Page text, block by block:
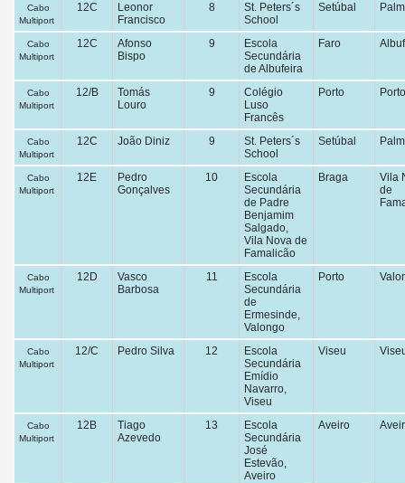
Cabo
Multiport
12C
Leonor
Francisco
8
St. Peters´s
School
Setúbal
Cabo
Multiport
12C
Afonso
Bispo
9
Escola
Secundária
de Albufeira
Faro
Cabo
Multiport
12/B
Tomás
Louro
9
Colégio
Luso
Francês
Porto Porto
Cabo
Multiport
12C João Diniz 9
St. Peters´s
School
Setúbal
Cabo
Multiport
12E
Pedro
Gonçalves
10
Escola
Secundária
de Padre
Benjamim
Salgado,
Vila Nova de
Famalicão
Braga
Vila
de
Cabo
Multiport
12D
Vasco
Barbosa
11
Escola
Secundária
de
Ermesinde,
Valongo
Porto
Cabo
Multiport
12/C Pedro Silva 12
Escola
Secundária
Emídio
Navarro,
Viseu
Viseu
Cabo
Multiport
12B
Tiago
Azevedo
13
Escola
Secundária
José
Estevão,
Aveiro
Aveiro